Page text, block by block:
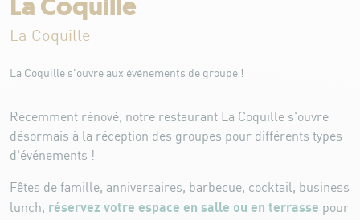
La Coquille
La Coquille
La Coquille s'ouvre aux événements de groupe !
Récemment rénové, notre restaurant La Coquille s'ouvre
désormais à la réception des groupes pour différents types
d'événements !
Fêtes de famille, anniversaires, barbecue, cocktail, business
lunch, réservez votre espace en salle ou en terrasse pour